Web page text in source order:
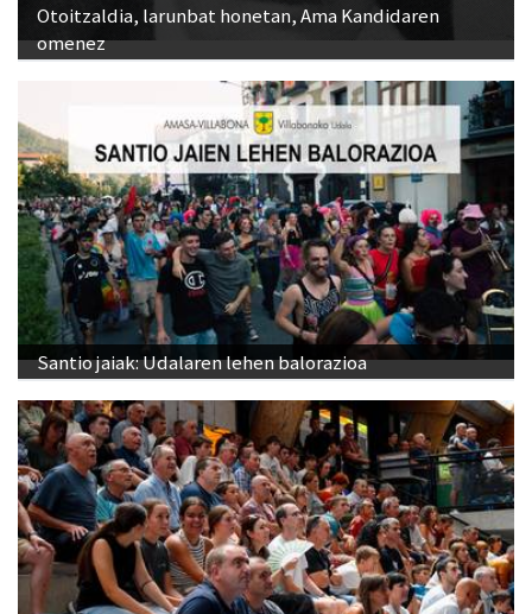
Otoitzaldia, larunbat honetan, Ama Kandidaren
omenez
Santio jaiak: Udalaren lehen balorazioa